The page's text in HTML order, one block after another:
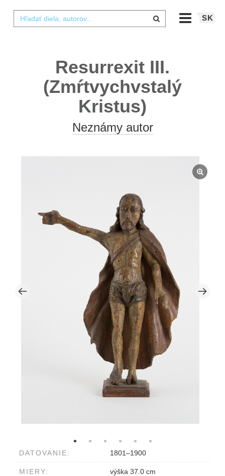
SK
Resurrexit III.
(Zmŕtvychvstalý
Kristus)
Neznámy autor
DATOVANIE: 1801–1900
MIERY: výška 37.0 cm